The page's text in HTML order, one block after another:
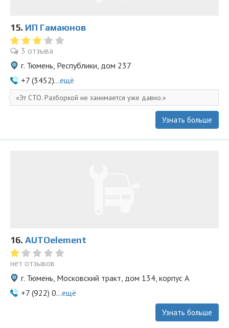
15. ИП Гамаюнов
3 отзыва
г. Тюмень, Республики, дом 237
+7 (3452)...ещё
Эт СТО. Разборкой не занимается уже давно.
Узнать больше
16. AUTOelement
нет отзывов
г. Тюмень, Московский тракт, дом 134, корпус А
+7 (922) 0...ещё
Узнать больше